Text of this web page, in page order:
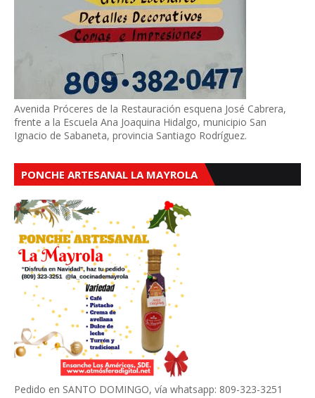
Avenida Próceres de la Restauración esquena José Cabrera,
frente a la Escuela Ana Joaquina Hidalgo, municipio San
Ignacio de Sabaneta, provincia Santiago Rodríguez.
PONCHE ARTESANAL LA MAYROLA
Pedido en SANTO DOMINGO, vía whatsapp: 809-323-3251